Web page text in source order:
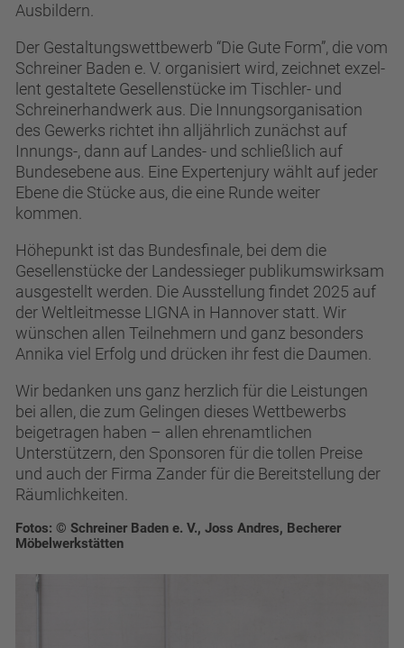
Ausbildern.
Der Gestaltungswettbewerb “Die Gute Form”, die vom
Schreiner Baden e. V. organisiert wird, zeichnet exzel­
lent gestal­tete Gesellen­stücke im Tischler- und
Schreiner­hand­werk aus. Die Innungsorganisation
des Gewerks richtet ihn all­jährlich zunächst auf
Innungs-, dann auf Landes- und schließlich auf
Bundes­ebene aus. Eine Expertenjury wählt auf jeder
Ebene die Stücke aus, die eine Runde weiter
kommen.
Höhepunkt ist das Bundesfinale, bei dem die
Gesellenstücke der Landessieger publikumswirksam
ausgestellt werden. Die Ausstellung findet 2025 auf
der Weltleitmesse LIGNA in Hannover statt. Wir
wünschen allen Teilnehmern und ganz besonders
Annika viel Erfolg und drücken ihr fest die Daumen.
Wir bedanken uns ganz herzlich für die Leistungen
bei allen, die zum Gelingen dieses Wettbewerbs
beigetragen haben – allen ehrenamtlichen
Unterstützern, den Sponsoren für die tollen Preise
und auch der Firma Zander für die Bereitstellung der
Räumlichkeiten.
Fotos: © Schreiner Baden e. V., Joss Andres, Becherer
Möbelwerkstätten